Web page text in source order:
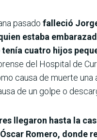
pasado falleció
estaba
tenía cuatro hijos
del Hospital de
causa de muerte una
de un golpe o
llegaron hasta la
Romero, donde